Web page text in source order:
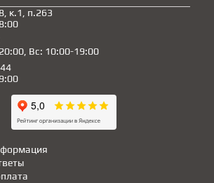
к.1, п.263
Вс: 10:00-19:00